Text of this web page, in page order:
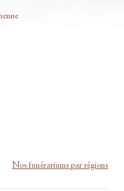
Nos funérariums par régions